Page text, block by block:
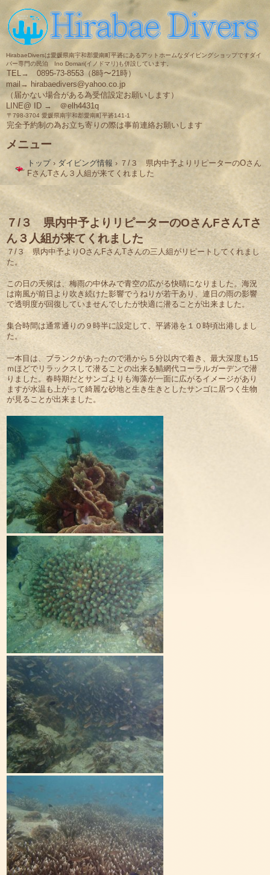
HirabaeDiversは愛媛県南宇和郡愛南町平碆にあるアットホームなダイビングショップですダイ
バー専門の民泊 Ino Domari(イノドマリ)も併設しています。
TEL→ 0895-73-8553（8時〜21時）
mail→ hirabaedivers@yahoo.co.jp
（届かない場合がある為受信設定お願いします）
LINE@ ID → ＠elh4431q
〒798-3704 愛媛県南宇和郡愛南町平碆141-1
完全予約制の為お立ち寄りの際は事前連絡お願いします
メニュー
ン
ス
キ
ッ
プ
トップ › ダイビング情報 › ７/３ 県内中予よりリピーターのOさん
FさんTさん３人組が来てくれました
７/３ 県内中予よりリピーターのOさんFさんTさ
ん３人組が来てくれました
７/３ 県内中予よりOさんFさんTさんの三人組がリピートしてくれまし
た。
この日の天候は、梅雨の中休みで青空の広がる快晴になりました。海況
は南風が前日より吹き続けた影響でうねりが若干あり、連日の雨の影響
で透明度が回復していませんでしたが快適に潜ることが出来ました。
集合時間は通常通りの９時半に設定して、平碆港を１０時頃出港しまし
た。
一本目は、ブランクがあったので港から５分以内で着き、最大深度も15
ｍほどでリラックスして潜ることの出来る鯖網代コーラルガーデンで潜
りました。春時期だとサンゴよりも海藻が一面に広がるイメージがあり
ますが水温も上がって綺麗な砂地と生き生きとしたサンゴに居つく生物
が見ることが出来ました。